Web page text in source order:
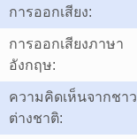
การออกเสียง:
การออกเสียงภาษา
อังกฤษ:
ความคิดเห็นจากชาว
ต่างชาติ: